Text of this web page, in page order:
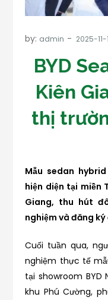
by: admin
BYD
Kiên
thị
Mẫu sedan
hiện diện tại miền
Giang, thu hút
nghiệm và đăng
Cuối tuần qua,
nghiệm thực tế
tại showroom BYD
khu Phú Cường,